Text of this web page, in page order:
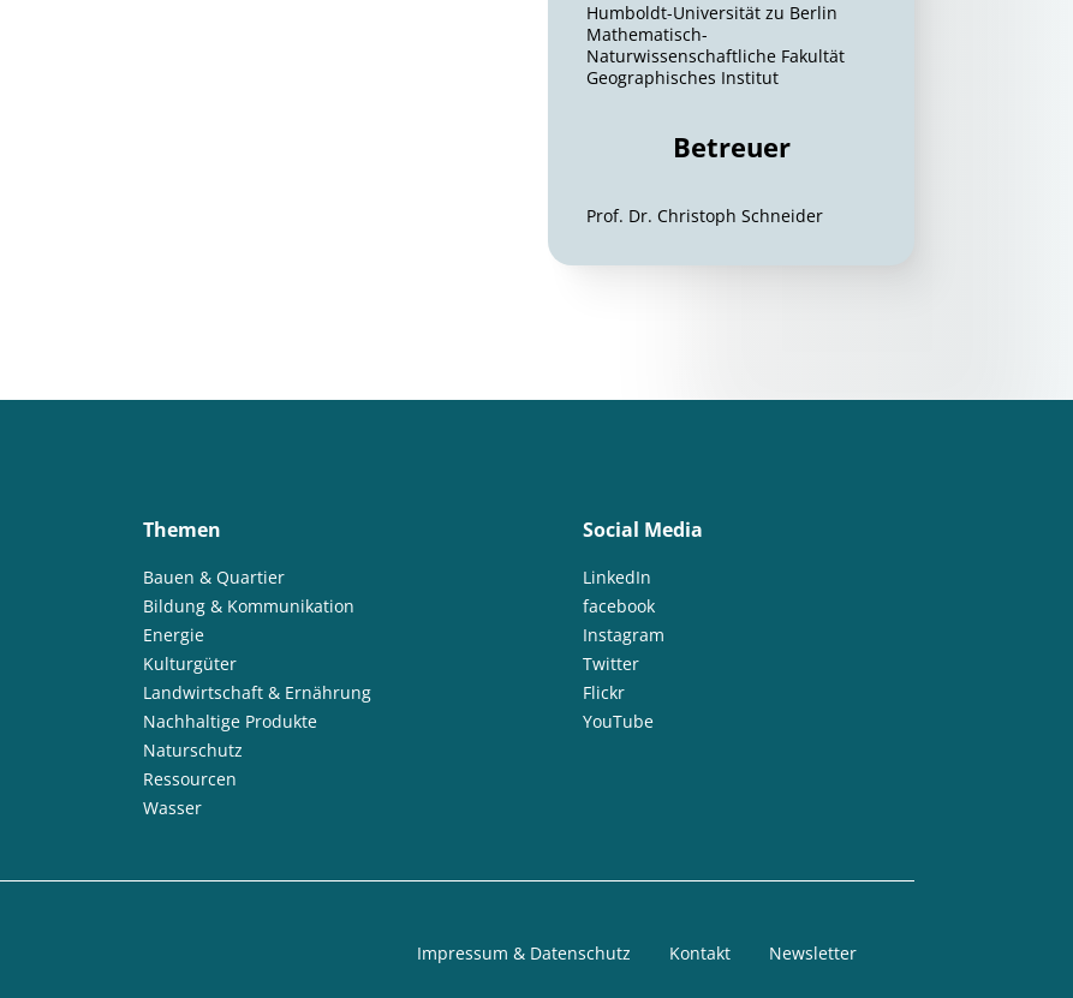
Humboldt-Universität zu Berlin
Mathematisch-
Naturwissenschaftliche Fakultät
Geographisches Institut
Betreuer
Prof. Dr. Christoph Schneider
Themen
Bauen & Quartier
Bildung & Kommunikation
Energie
Kulturgüter
Landwirtschaft & Ernährung
Nachhaltige Produkte
Naturschutz
Ressourcen
Wasser
Social Media
LinkedIn
facebook
Instagram
Twitter
Flickr
YouTube
Impressum & Datenschutz Kontakt Newsletter